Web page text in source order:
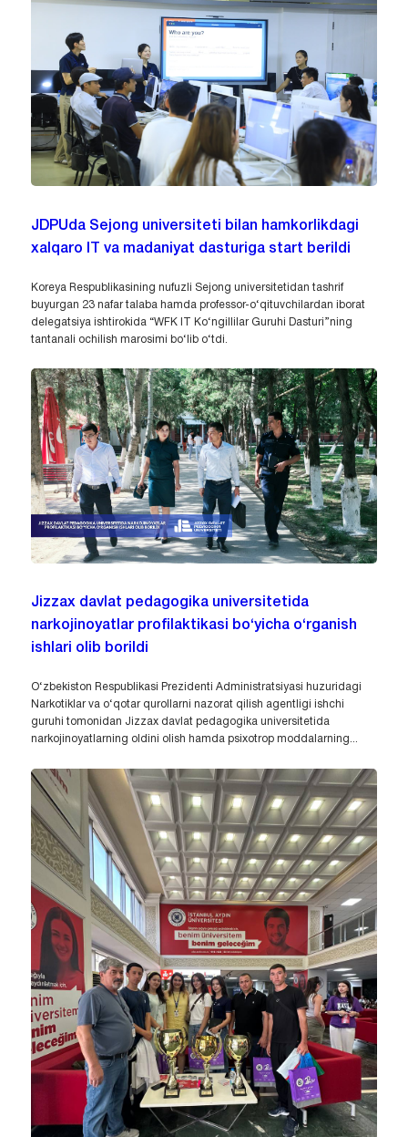
JDPUda Sejong universiteti bilan hamkorlikdagi
xalqaro IT va madaniyat dasturiga start berildi
Koreya Respublikasining nufuzli Sejong universitetidan tashrif
buyurgan 23 nafar talaba hamda professor-o‘qituvchilardan iborat
delegatsiya ishtirokida “WFK IT Ko‘ngillilar Guruhi Dasturi”ning
tantanali ochilish marosimi bo‘lib o‘tdi.
Jizzax davlat pedagogika universitetida
narkojinoyatlar profilaktikasi bo‘yicha o‘rganish
ishlari olib borildi
O‘zbekiston Respublikasi Prezidenti Administratsiyasi huzuridagi
Narkotiklar va o‘qotar qurollarni nazorat qilish agentligi ishchi
guruhi tomonidan Jizzax davlat pedagogika universitetida
narkojinoyatlarning oldini olish hamda psixotrop moddalarning...